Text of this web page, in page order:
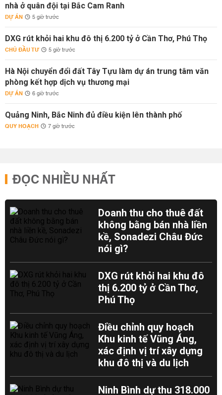
nhà ở quân đội tại Bắc Cam Ranh
DỰ ÁN 5 giờ trước
DXG rút khỏi hai khu đô thị 6.200 tỷ ở Cần Thơ, Phú Thọ
CHỦ ĐẦU TƯ 5 giờ trước
Hà Nội chuyển đổi đất Tây Tựu làm dự án trung tâm văn
phòng kết hợp dịch vụ thương mại
DỰ ÁN 6 giờ trước
Quảng Ninh, Bắc Ninh đủ điều kiện lên thành phố
QUY HOẠCH 7 giờ trước
ĐỌC NHIỀU NHẤT
Doanh thu cho thuê đất
không bằng bán nhà liền
kề, Sonadezi Châu Đức
nói gì?
DXG rút khỏi hai khu đô
thị 6.200 tỷ ở Cần Thơ,
Phú Thọ
Điều chỉnh quy hoạch
Khu kinh tế Vũng Áng,
xác định vị trí xây dựng
khu đô thị và du lịch
Ninh Bình dự thu 318.000